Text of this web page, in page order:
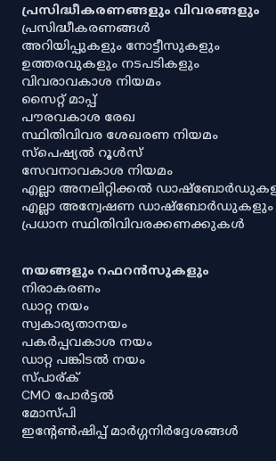
പ്രസിദ്ധീകരണങ്ങളും വിവരങ്ങളും
പ്രസിദ്ധീകരണങ്ങൾ
അറിയിപ്പുകളും നോട്ടീസുകളും
ഉത്തരവുകളും നടപടികളും
വിവരാവകാശ നിയമം
സൈറ്റ് മാപ്പ്
പൗരവകാശ രേഖ
സ്ഥിതിവിവര ശേഖരണ നിയമം
സ്‌പെഷ്യൽ റൂൾസ്
സേവനാവകാശ നിയമം
എല്ലാ അനലിറ്റിക്കൽ
എല്ലാ അന്വേഷണ ഡാഷ്‌ബോർഡുകളും
പ്രധാന സ്ഥിതിവിവരക്കണക്കുകൾ
നയങ്ങളും റഫറൻസുകളും
നിരാകരണം
ഡാറ്റ നയം
സ്വകാര്യതാനയം
പകർപ്പവകാശ നയം
ഡാറ്റ പങ്കിടൽ നയം
സ്പാര്ക്
CMO പോർട്ടൽ
മോസ്പി
ഇൻ്റേൺഷിപ്പ് മാർഗ്ഗനിർദ്ദേശങ്ങൾ